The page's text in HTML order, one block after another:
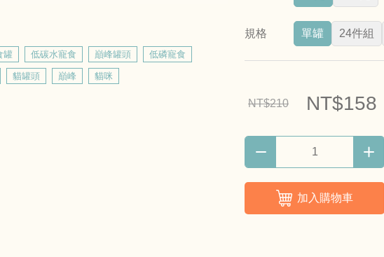
罐 低碳水寵食 巔峰罐頭 低磷寵食
貓罐頭 巔峰 貓咪
規格 單罐 24件組
NT$210 NT$158
加入購物車